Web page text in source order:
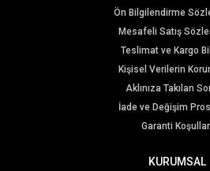
Ön Bilgilendirme
Mesafeli Satış
Teslimat ve Kargo
Kişisel Verilerin
Aklınıza Takılan
İade ve Değişim
Garanti
KURUMSAL